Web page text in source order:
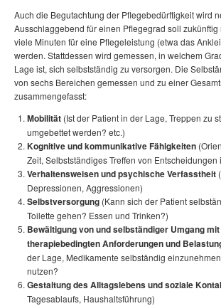
Auch die Begutachtung der Pflegebedürftigkeit wird
Ausschlaggebend für einen Pflegegrad soll zukünftig
viele Minuten für eine Pflegeleistung (etwa das
werden. Stattdessen wird gemessen, in welchem
Lage ist, sich selbstständig zu versorgen. Die
von sechs Bereichen gemessen und zu einer
zusammengefasst:
Mobilität (Ist der Patient in der Lage, Treppen zu
umgebettet werden? etc.)
Kognitive und kommunikative Fähigkeiten
Zeit, Selbstständiges Treffen von Entscheidungen
Verhaltensweisen und psychische Verfasstheit
Depressionen, Aggressionen)
Selbstversorgung (Kann sich der Patient
Toilette gehen? Essen und Trinken?)
Bewältigung von und selbständiger Umgang
therapiebedingten Anforderungen und
der Lage, Medikamente selbständig
nutzen?
Gestaltung des Alltagslebens und soziale
Tagesablaufs, Haushaltsführung)